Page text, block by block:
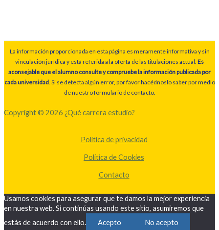
La información proporcionada en esta página es meramente informativa y sin
vinculación jurídica y está referida a la oferta de las titulaciones actual. Es
aconsejable que el alumno consulte y compruebe la información publicada por
cada universidad. Si se detecta algún error, por favor hacédnoslo saber por medio
de nuestro formulario de contacto.
Copyright © 2026 ¿Qué carrera estudio?
Política de privacidad
Política de Cookies
Contacto
Usamos cookies para asegurar que te damos la mejor experiencia
en nuestra web. Si continúas usando este sitio, asumiremos que
estás de acuerdo con ello.
Acepto No acepto